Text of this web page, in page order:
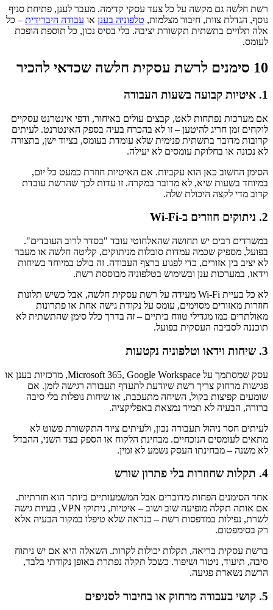
רשת חלשה גם מקשה על כל צעד עסקי קדימה. מעבר לענן, פתיחת סניף
נוסף, הגדלת צוות, חיבור מצלמות, טלפוניה בענן או עבודה היברידית – כל
אלה תלויים בתשתית תקשורת יציבה. בלי בסיס נכון, כל תוספת הופכת
לעומס.
10 סימנים לרשת עסקית חלשה שכדאי להכיר
1. איטיות קבועה בשעות העבודה
אם מערכות נפתחות לאט, קבצים עולים באיחור, ודפי אינטרנט עסקיים
לוקחים זמן חריג להיטען – זו לא בהכרח בעיה בספק האינטרנט. לעיתים
קרובות מדובר בתשתית פנימית שלא עומדת בעומס, בציוד ישן, בתצורה
לא נכונה או בחלוקת עומסים לא יעילה.
הסימן החשוב כאן הוא עקביות. אם האיטיות חוזרת כמעט כל יום,
במיוחד בשעות שיא, לא מדובר במקרה. זו עדות לכך שהרשת עובדת
קרוב מדי לקצה היכולת שלה.
2. ניתוקים חוזרים ב-Wi-Fi
במשרדים רבים יש תחושה שהאלחוטי עובד "בסדר לרוב העובדים".
בפועל, מספיק שכמה עמדות סובלות מניתוקים, קליטה חלשה או מעבר
לא יציב בין אזורים, כדי לפגוע ברצף העבודה. זה בולט במיוחד בשיחות
וידאו, במערכות ענן ובשימוש בטלפוניה מבוססת רשת.
לא כל בעיית Wi-Fi מעידה על רשת עסקית חלשה, אבל כשיש תלונות
חוזרות מאזורים מסוימים, עומס על נקודת גישה אחת או פתרונות
מאולתרים כמו מגדילי טווח ביתיים – זה בדרך כלל סימן שהתשתית לא
תוכננה לסביבה העסקית בפועל.
3. שיחות וידאו וטלפוניה נקטעות
עסק שמסתמך על Microsoft 365, Google Workspace, מרכזיות בענן או
פגישות מרחוק צריך רשת שיודעת לתעדף תעבורה רגישה לזמן. אם
שומעים קפיצות בקול, השיחה מתעכבת, או שיחות נופלות בלי סיבה
ברורה, הבעיה לא תמיד נמצאת באפליקציה.
לעיתים חסר ניהול תעבורה נכון, ולעיתים ציוד התקשורת פשוט לא
מתאים לעומסים הנוכחיים. מבחינת הלקוח או הספק בצד השני, ההבדל
לא משנה – מבחינתו העסק נשמע לא זמין.
4. תקלות שחוזרות בלי פתרון שורש
אחד הסימנים הפחות מדוברים אבל המשמעותיים ביותר הוא חזרתיות.
אם אותה תקלה מופיעה שוב ושוב – איטיות, ניתוקי VPN, בעיות גישה
לשרת, נפילות במדפסות רשת – כנראה שלא טיפלו במקור הבעיה אלא
רק בסימפטום.
ברשת עסקית בריאה, תקלות יכולות לקרות. השאלה היא אם יש ניתוח
סיבה, תיעוד, ניטור ושיפור. כשכל תקלה נפתרת באופן נקודתי בלבד,
הרשת נשארת פגיעה.
5. קושי בעבודה מרחוק או בחיבור לסניפים